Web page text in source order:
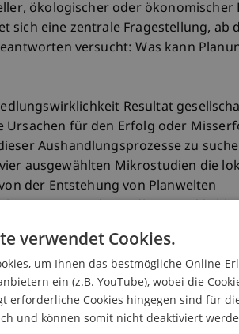
ökologischer oder ökonomischer
sich eine zentrale Fragestellung, ab
versucht: Was kann
Resultat
Ursachen für den Erfolg oder
Aushandlungsprozesse zu
ausgewählten Mikrostudien die
der Entstehung von Planwelten
in die Siedlungswirklichkeit
empirische Auseinandersetzung
Aushandlungsprozesse
Aushandlungsprozesse werden
Planung entfaltet. Mit
nicht kann -, werden in einem
im Rahmen einer Testplanung in
verwendet Cookies.
um Ihnen das bestmögliche Online-
ein (z.B. YouTube), wobei die
erforderliche Cookies hingegen sind für
und können somit nicht deaktiviert